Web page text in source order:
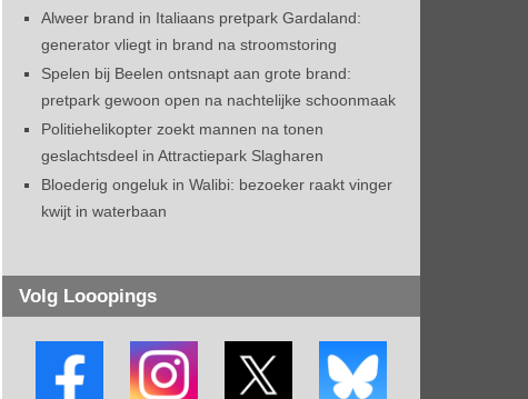
Alweer brand in Italiaans pretpark Gardaland:
generator vliegt in brand na stroomstoring
Spelen bij Beelen ontsnapt aan grote brand:
pretpark gewoon open na nachtelijke schoonmaak
Politiehelikopter zoekt mannen na tonen
geslachtsdeel in Attractiepark Slagharen
Bloederig ongeluk in Walibi: bezoeker raakt vinger
kwijt in waterbaan
Volg Looopings